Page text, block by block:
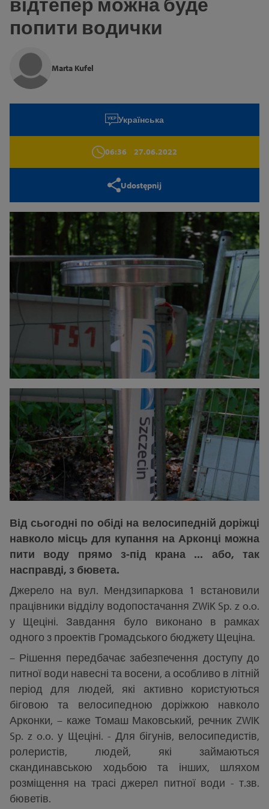
попити водички
Marta Kufel
Українська
06:36 27.06.2022
Udostępnij
Від сьогодні по обіді на велосипедній доріжці
навколо місць для купання на Арконці можна
пити воду прямо з-під крана ... або, так
насправді, з бювета.
Джерело на вул. Мендзипаркова 1 встановили
працівники відділу водопостачання ZWiK Sp. z o.o.
у Щеціні. Завдання було виконано в рамках
одного з проектів Громадського бюджету Щеціна.
– Рішення передбачає забезпечення доступу до
питної води навесні та восени, а особливо в літній
період для людей, які активно користуються
біговою та велосипедною доріжкою навколо
Арконки, – каже Томаш Маковський, речник ZWIK
Sp. z o.o. у Щеціні. - Для бігунів, велосипедистів,
ролеристів, людей, які займаються
скандинавською ходьбою та інших, шляхом
розміщення на трасі джерел питної води - т.зв.
бюветів.